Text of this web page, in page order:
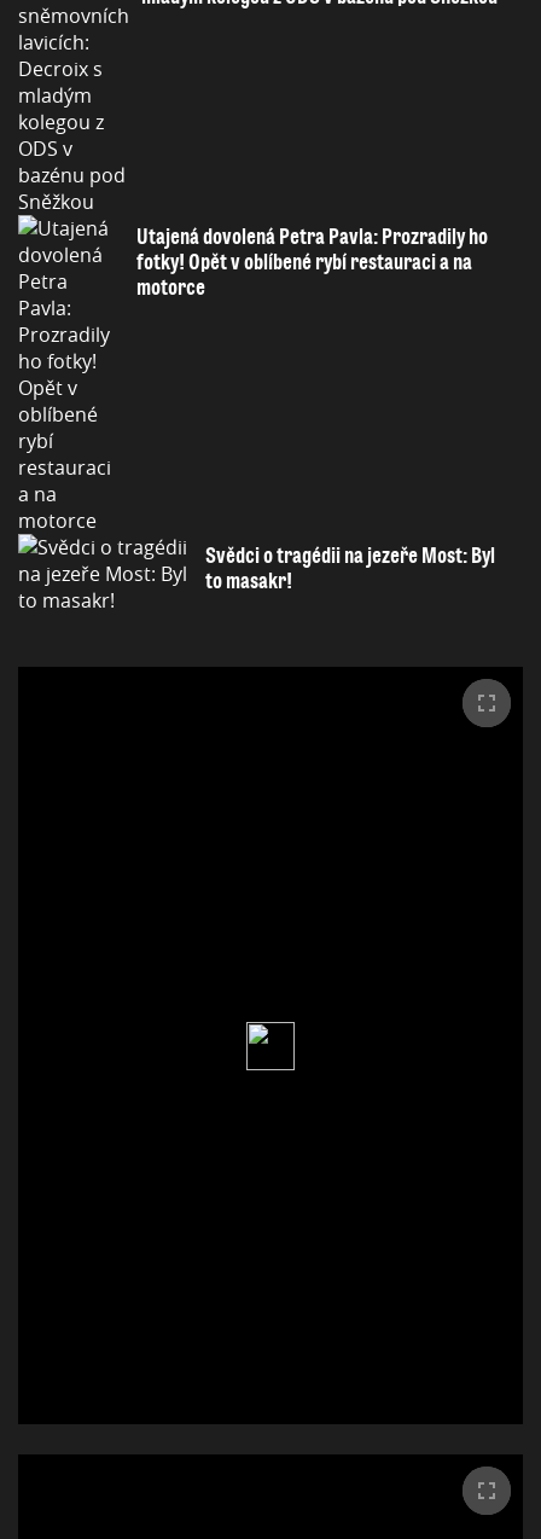
Utajená dovolená Petra Pavla: Prozradily ho
fotky! Opět v oblíbené rybí restauraci a na
motorce
Svědci o tragédii na jezeře Most: Byl
to masakr!